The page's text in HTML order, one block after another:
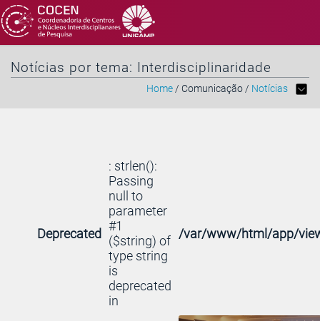
Notícias por tema: Interdisciplinaridade
Home/ Comunicação / Notícias
Deprecated
: strlen():
Passing
null to
parameter
#1
($string) of
type string
is
deprecated
in
/var/www/html/app/